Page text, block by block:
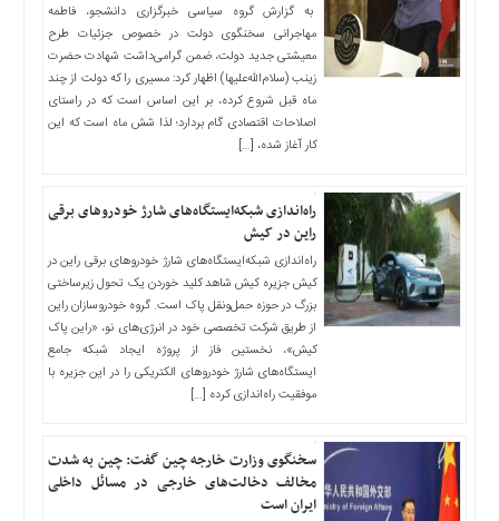
به گزارش گروه سیاسی خبرگزاری دانشجو، فاطمه
مهاجرانی سخنگوی دولت در خصوص جزئیات طرح
معیشتی جدید دولت، ضمن گرامی‌داشت شهادت حضرت
زینب (سلام‌الله‌علیها) اظهار کرد: مسیری را که دولت از چند
ماه قبل شروع کرده، بر این اساس است که در راستای
اصلاحات اقتصادی گام بردارد؛ لذا شش ماه است که این
کار آغاز شده، […]
راه‌اندازی شبکه‌ایستگاه‌های شارژ خودروهای برقی
راین در کیش
راه‌اندازی شبکه‌ایستگاه‌های شارژ خودروهای برقی راین در
کیش جزیره کیش شاهد کلید خوردن یک تحول زیرساختی
بزرگ در حوزه حمل‌ونقل پاک است. گروه خودروسازان راین
از طریق شرکت تخصصی خود در انرژی‌های نو، «راین پاک
کیش»، نخستین فاز از پروژه ایجاد شبکه جامع
ایستگاه‌های شارژ خودروهای الکتریکی را در این جزیره با
موفقیت راه‌اندازی کرده […]
سخنگوی وزارت خارجه چین گفت: چین به شدت
مخالف دخالت‌های خارجی در مسائل داخلی
ایران است